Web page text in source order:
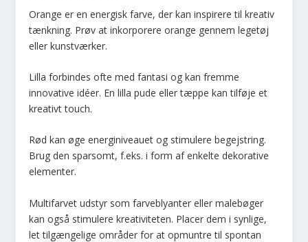
Orange er en energisk farve, der kan inspirere til kreativ
tænkning. Prøv at inkorporere orange gennem legetøj
eller kunstværker.
Lilla forbindes ofte med fantasi og kan fremme
innovative idéer. En lilla pude eller tæppe kan tilføje et
kreativt touch.
Rød kan øge energiniveauet og stimulere begejstring.
Brug den sparsomt, f.eks. i form af enkelte dekorative
elementer.
Multifarvet udstyr som farveblyanter eller malebøger
kan også stimulere kreativiteten. Placer dem i synlige,
let tilgængelige områder for at opmuntre til spontan